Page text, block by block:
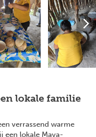
lokale familie
verrassend warme
een lokale Maya-